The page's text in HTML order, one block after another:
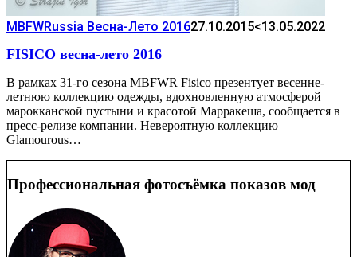
MBFWRussia Весна-Лето 201627.10.2015<13.05.2022
FISICO весна-лето 2016
В рамках 31-го сезона MBFWR Fisico презентует весенне-
летнюю коллекцию одежды, вдохновленную атмосферой
марокканской пустыни и красотой Марракеша, сообщается в
пресс-релизе компании. Невероятную коллекцию
Glamourous…
Профессиональная фотосъёмка показов мод